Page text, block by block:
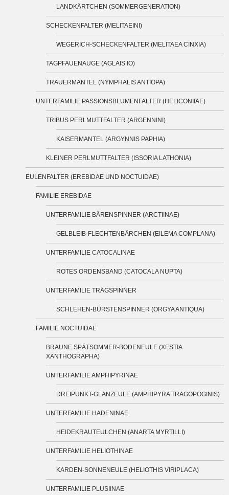
LANDKÄRTCHEN (SOMMERGENERATION)
SCHECKENFALTER (MELITAEINI)
WEGERICH-SCHECKENFALTER (MELITAEA CINXIA)
TAGPFAUENAUGE (AGLAIS IO)
TRAUERMANTEL (NYMPHALIS ANTIOPA)
UNTERFAMILIE PASSIONSBLUMENFALTER (HELICONIIAE)
TRIBUS PERLMUTTFALTER (ARGENNINI)
KAISERMANTEL (ARGYNNIS PAPHIA)
KLEINER PERLMUTTFALTER (ISSORIA LATHONIA)
EULENFALTER (EREBIDAE UND NOCTUIDAE)
FAMILIE EREBIDAE
UNTERFAMILIE BÄRENSPINNER (ARCTIINAE)
GELBLEIB-FLECHTENBÄRCHEN (EILEMA COMPLANA)
UNTERFAMILIE CATOCALINAE
ROTES ORDENSBAND (CATOCALA NUPTA)
UNTERFAMILIE TRÄGSPINNER
SCHLEHEN-BÜRSTENSPINNER (ORGYA ANTIQUA)
FAMILIE NOCTUIDAE
BRAUNE SPÄTSOMMER-BODENEULE (XESTIA
XANTHOGRAPHA)
UNTERFAMILIE AMPHIPYRINAE
DREIPUNKT-GLANZEULE (AMPHIPYRA TRAGOPOGINIS)
UNTERFAMILIE HADENINAE
HEIDEKRAUTEULCHEN (ANARTA MYRTILLI)
UNTERFAMILIE HELIOTHINAE
KARDEN-SONNENEULE (HELIOTHIS VIRIPLACA)
UNTERFAMILIE PLUSIINAE